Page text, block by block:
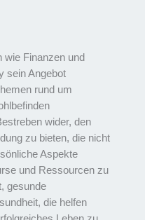
wie Finanzen und
sein Angebot
rund um
wider, den
zu bieten, die nicht
Aspekte
und Ressourcen zu
gesunde
die helfen